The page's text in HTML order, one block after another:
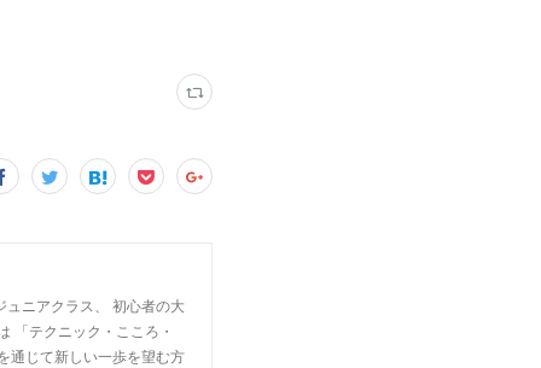
ニアクラス、 初心者の大
「テクニック・こころ・
通じて新しい一歩を望む方